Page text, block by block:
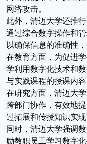
网络攻击。
此外，清迈大学还推
通过综合数字操作和
以确保信息的准确性，
在教育方面，为促进
学利用数字化技术和
与实践课程的授课内容
在研究方面，清迈大
跨部门协作，有效地
过拓展和传授知识实现
同时，清迈大学强调
励教职员工学习数字